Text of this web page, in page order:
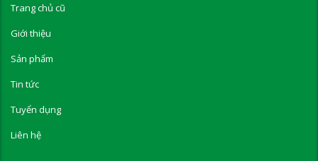
Trang chủ cũ
Giới thiệu
Sản phẩm
Tin tức
Tuyển dụng
Liên hệ